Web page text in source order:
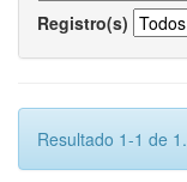
Registro(s)
Resultado 1-1 de 1.